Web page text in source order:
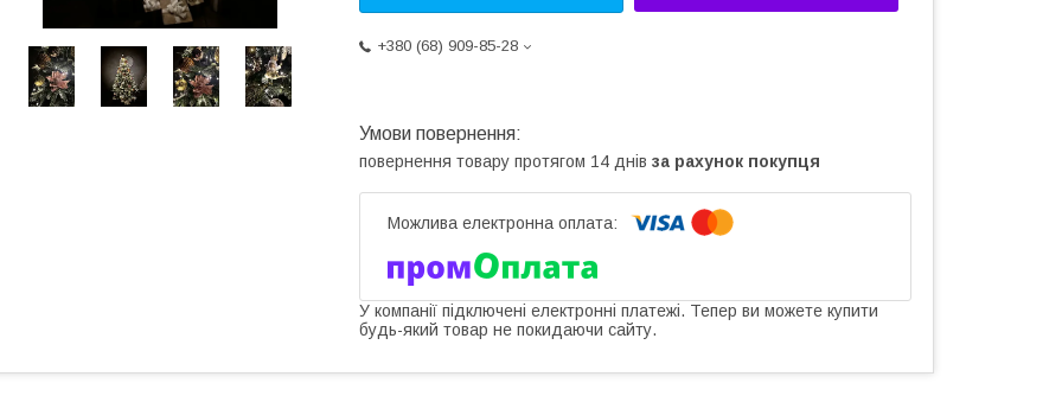
+380 (68) 909-85-28
повернення товару протягом 14 днів за рахунок покупця
У компанії підключені електронні платежі. Тепер ви можете купити
будь-який товар не покидаючи сайту.